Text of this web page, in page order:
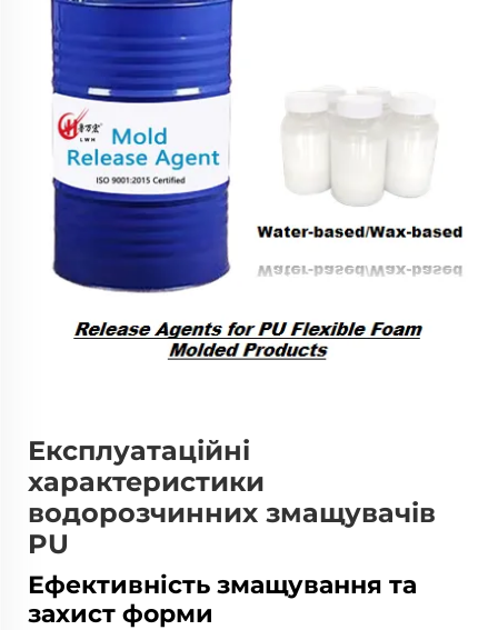
Експлуатаційні
характеристики
водорозчинних змащувачів
PU
Ефективність змащування та
захист форми